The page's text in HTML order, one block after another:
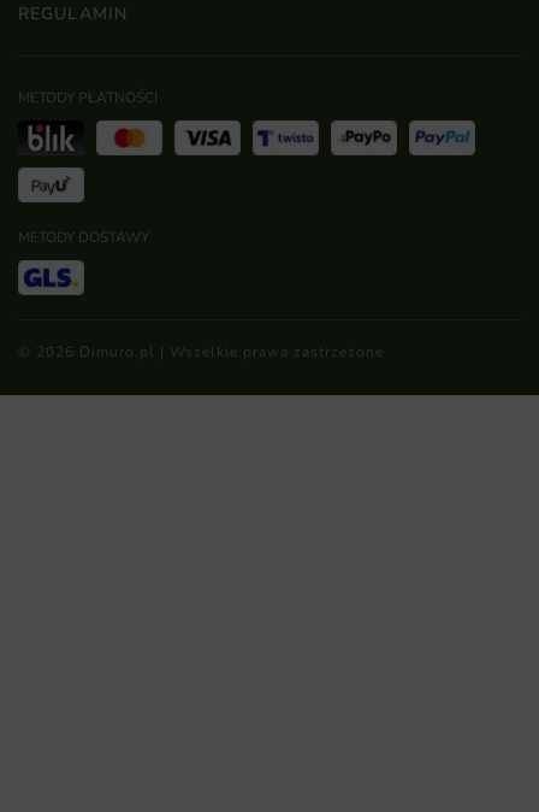
REGULAMIN
METODY PŁATNOŚCI
METODY DOSTAWY
© 2026 Dimuro.pl | Wszelkie prawa zastrzeżone